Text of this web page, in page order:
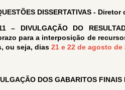
DISSERTATIVAS -
– DIVULGAÇÃO DO
prazo para a interposição de
ou seja, dias 21 e 22 de agosto de
DOS GABARITOS FINAIS